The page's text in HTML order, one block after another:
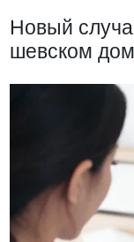
Новый
шевском